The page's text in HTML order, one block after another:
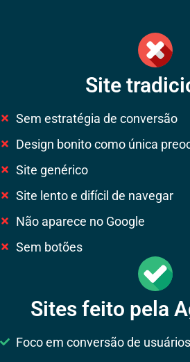
Site
Sem estratégia de conversão
Design bonito como única
Site genérico
Site lento e difícil de navegar
Não aparece no Google
Sem botões
Sites feito pela
Foco em conversão de usuários